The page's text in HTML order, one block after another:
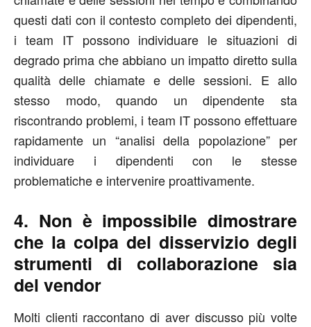
questi dati con il contesto completo dei dipendenti,
i team IT possono individuare le situazioni di
degrado prima che abbiano un impatto diretto sulla
qualità delle chiamate e delle sessioni. E allo
stesso modo, quando un dipendente sta
riscontrando problemi, i team IT possono effettuare
rapidamente un “analisi della popolazione” per
individuare i dipendenti con le stesse
problematiche e intervenire proattivamente.
4. Non è impossibile dimostrare
che la colpa del disservizio degli
strumenti di collaborazione sia
del vendor
Molti clienti raccontano di aver discusso più volte